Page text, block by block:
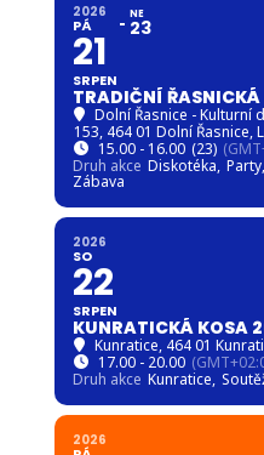
2026
PÁ
21
SRPEN
NE
23
TRADIČNÍ ŘASNICKÁ
Dolní Řasnice - Kulturní
153, 464 01 Dolní Řasnice,
15.00 - 16.00 (23)
Druh akce Diskotéka, Party,
Zábava
2026
SO
22
SRPEN
KUNRATICKÁ KOSA
Kunratice, 464 01
17.00 - 20.00
Druh akce Kunratice,
2026